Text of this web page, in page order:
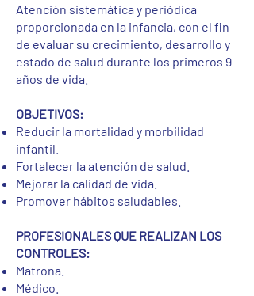
Atención sistemática y periódica
proporcionada en la infancia, con el fin
de evaluar su crecimiento, desarrollo y
estado de salud durante los primeros 9
años de vida.
OBJETIVOS:
Reducir la mortalidad y morbilidad
infantil.
Fortalecer la atención de salud.
Mejorar la calidad de vida.
Promover hábitos saludables.
PROFESIONALES QUE REALIZAN LOS
CONTROLES:
Matrona.
Médico.